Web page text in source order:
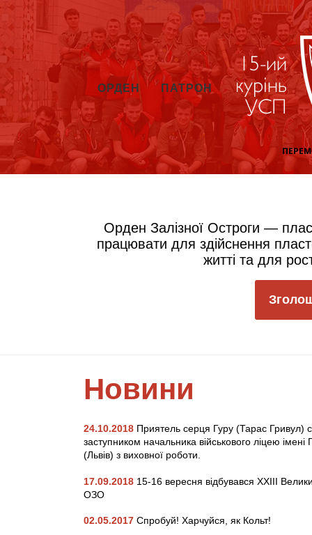
ОРДЕН ПАТРОН
Орден Залізної Остроги —
працювати для здійснення
житті та для
Новини
24.10.2018 Приятель серця Гуру (Тарас Гривул)
заступником начальника військового ліцею імені
(Львів) з виховної роботи.
17.09.2018 15-16 вересня відбувався XXIII
ОЗО
02.05.2017 Спробуй! Харчуйся, як Кольт!